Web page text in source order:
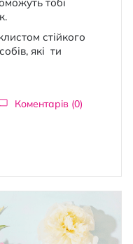
стійкого
які ти
Коментарів (0)